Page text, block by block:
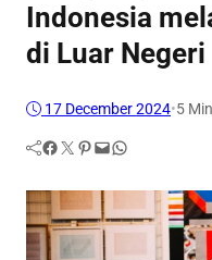
Indonesia
di Luar Negeri
17 December 2024•5
Facebook Twitter Pinterest Mail WhatsApp